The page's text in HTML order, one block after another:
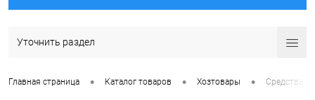
Уточнить раздел
Главная страница • Каталог товаров • Хозтовары • Средства